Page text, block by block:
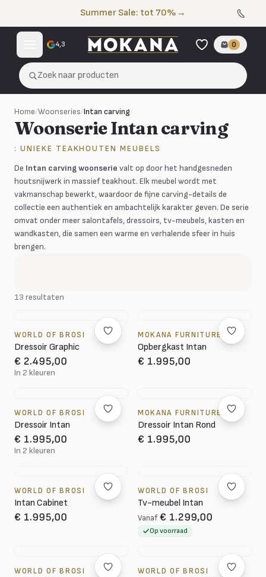
Summer Sale: tot 70% →
4,3 0
Zoek naar producten
Home/Woonseries/Intan carving
Woonserie Intan carving
: UNIEKE TEAKHOUTEN MEUBELS
De Intan carving woonserie valt op door het handgesneden
houtsnijwerk in massief teakhout. Elk meubel wordt met
vakmanschap bewerkt, waardoor de fijne carving-details de
collectie een authentiek en ambachtelijk karakter geven. De serie
omvat onder meer salontafels, dressoirs, tv-meubels, kasten en
wandkasten, die samen een warme en verhalende sfeer in huis
brengen.
13 resultaten
WORLD OF BROSI
Dressoir Graphic
€ 2.495,00
In 2 kleuren
MOKANA FURNITURE
Opbergkast Intan
€ 1.995,00
WORLD OF BROSI
Dressoir Intan
€ 1.995,00
In 2 kleuren
MOKANA FURNITURE
Dressoir Intan Rond
€ 1.995,00
WORLD OF BROSI
Intan Cabinet
€ 1.995,00
WORLD OF BROSI
Tv-meubel Intan
Vanaf € 1.299,00
Op voorraad
WORLD OF BROSI WORLD OF BROSI